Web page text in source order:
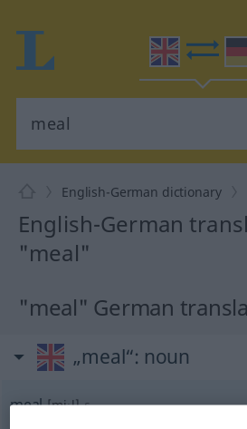
English-German dictionary
English-German
"meal"
"meal" German
„meal“: noun
meal [miːl]s